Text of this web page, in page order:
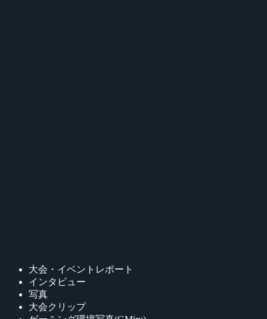
大会・イベントレポート
インタビュー
写真
大会クリップ